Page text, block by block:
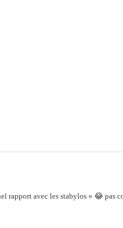
rapport avec les stabylos » 😂 pas